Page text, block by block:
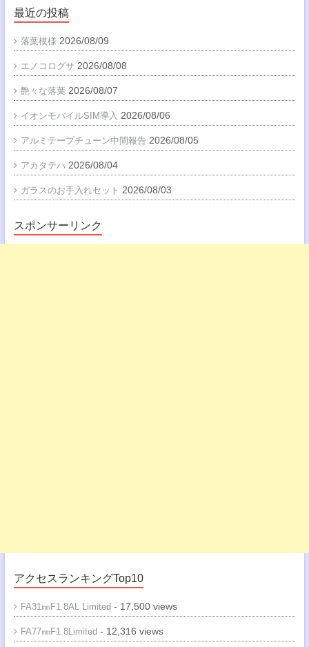
最近の投稿
落葉模様 2026/08/09
エノコログサ 2026/08/08
艶々な落葉 2026/08/07
イオンモバイルSIM導入 2026/08/06
アルミテープチューン中間報告 2026/08/05
アカタテハ 2026/08/04
ガラスのお手入れセット 2026/08/03
スポンサーリンク
アクセスランキングTop10
FA31㎜F1.8AL Limited- 17,500 views
FA77㎜F1.8Limited- 12,316 views